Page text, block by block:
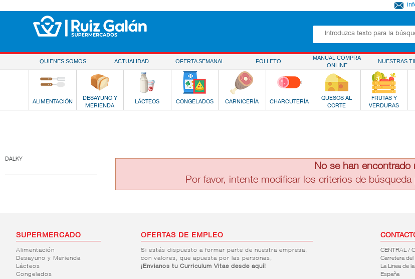
QUIENES SOMOS ACTUALIDAD OFERTA SEMANAL FOLLETO
MANUAL COMPRA
ONLINE
NUESTRAS
ALIMENTACIÓN
DESAYUNO Y
MERIENDA
LÁCTEOS CONGELADOS CARNICERÍA CHARCUTERÍA
QUESOS AL
CORTE
FRUTAS Y
VERDURAS
DALKY
No se han encontrado
Por favor, intente modificar los criterios de
SUPERMERCADO
Alimentación
Desayuno y Merienda
Lácteos
Congelados
OFERTAS DE EMPLEO
Si estás dispuesto a formar parte de nuestra empresa,
con valores, que apuesta por las personas,
¡Envianos tu Curriculum Vitae desde aquí!
CENTRAL /
Carretera
La Linea de
España